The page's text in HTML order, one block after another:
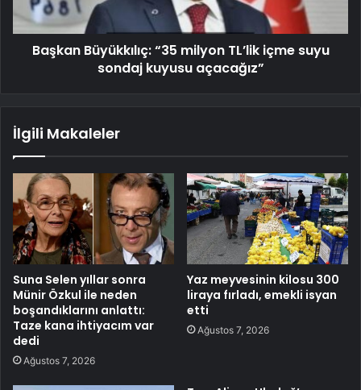
Başkan Büyükkılıç: “35 milyon TL’lik içme suyu
sondaj kuyusu açacağız”
İlgili Makaleler
Suna Selen yıllar sonra
Münir Özkul ile neden
boşandıklarını anlattı:
Taze kana ihtiyacım var
dedi
Ağustos 7, 2026
Yaz meyvesinin kilosu 300
liraya fırladı, emekli isyan
etti
Ağustos 7, 2026